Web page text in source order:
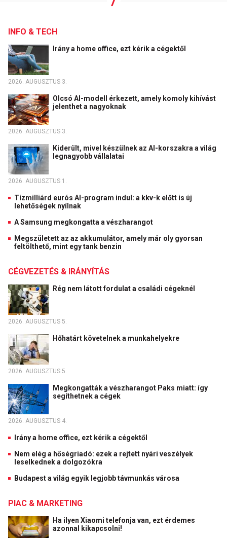
INFO & TECH
Irány a home office, ezt kérik a cégektől
2026. AUGUSZTUS 3.
Olcsó AI-modell érkezett, amely komoly kihívást
jelenthet a nagyoknak
2026. AUGUSZTUS 3.
Kiderült, mivel készülnek az AI-korszakra a világ
legnagyobb vállalatai
2026. AUGUSZTUS 1.
Tízmilliárd eurós AI-program indul: a kkv-k előtt is új
lehetőségek nyílnak
A Samsung megkongatta a vészharangot
Megszületett az az akkumulátor, amely már oly gyorsan
feltölthető, mint egy tank benzin
CÉGVEZETÉS & IRÁNYÍTÁS
Rég nem látott fordulat a családi cégeknél
2026. AUGUSZTUS 5.
Hőhatárt követelnek a munkahelyekre
2026. AUGUSZTUS 5.
Megkongatták a vészharangot Paks miatt: így
segíthetnek a cégek
2026. AUGUSZTUS 4.
Irány a home office, ezt kérik a cégektől
Nem elég a hőségriadó: ezek a rejtett nyári veszélyek
leselkednek a dolgozókra
Budapest a világ egyik legjobb távmunkás városa
PIAC & MARKETING
Ha ilyen Xiaomi telefonja van, ezt érdemes
azonnal kikapcsolni!